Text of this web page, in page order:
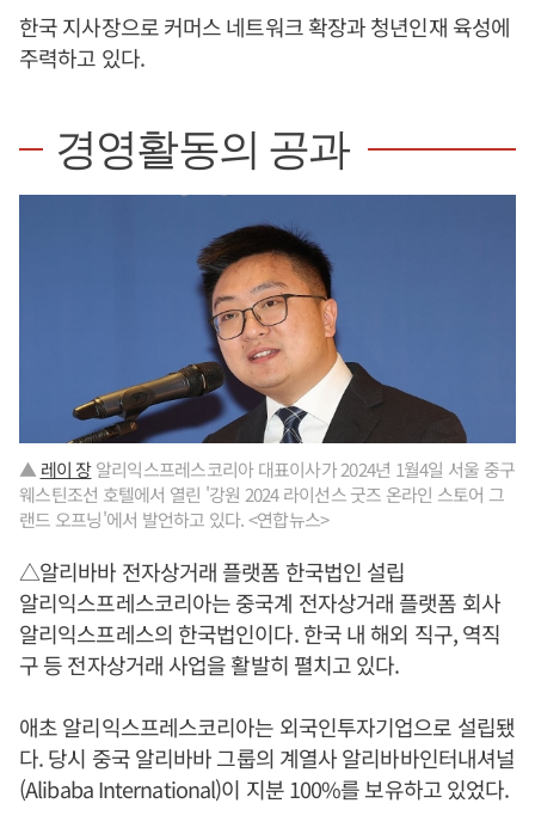
한국 지사장으로 커머스 네트워크 확장과 청년인재 육성에
주력하고 있다.
경영활동의 공과
▲ 레이 장알리익스프레스코리아 대표이사가 2024년 1월4일 서울 중구
웨스틴조선 호텔에서 열린 '강원 2024 라이선스 굿즈 온라인 스토어 그
랜드 오프닝'에서 발언하고 있다. <연합뉴스>
△알리바바 전자상거래 플랫폼 한국법인 설립
알리익스프레스코리아는 중국계 전자상거래 플랫폼 회사
알리익스프레스의 한국법인이다. 한국 내 해외 직구, 역직
구 등 전자상거래 사업을 활발히 펼치고 있다.
애초 알리익스프레스코리아는 외국인투자기업으로 설립됐
다. 당시 중국 알리바바 그룹의 계열사 알리바바인터내셔널
(Alibaba International)이 지분 100%를 보유하고 있었다.